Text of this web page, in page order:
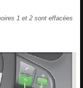
1 et 2 sont effacées